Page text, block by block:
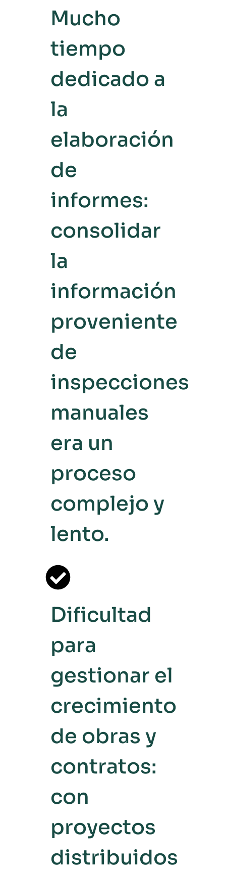
Mucho
tiempo
dedicado a
la
elaboración
de
informes:
consolidar
la
información
proveniente
de
inspecciones
manuales
era un
proceso
complejo y
lento.
Dificultad
para
gestionar el
crecimiento
de obras y
contratos:
con
proyectos
distribuidos